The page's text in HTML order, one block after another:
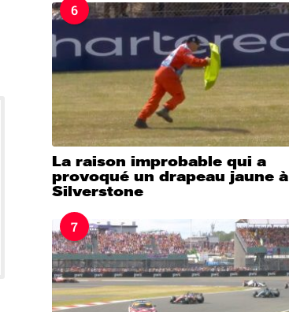
6
La raison improbable qui a
provoqué un drapeau jaune à
Silverstone
7